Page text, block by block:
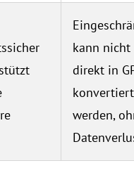
kann nicht
direkt in
konvertiert
werden,